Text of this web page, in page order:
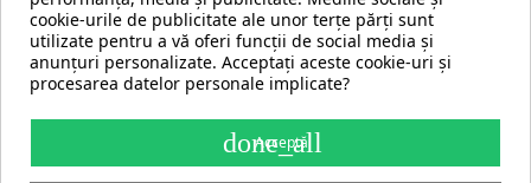
Termeni și condiții Harta site
cookie-urile de publicitate ale unor terțe părți sunt
utilizate pentru a vă oferi funcții de social media și
anunțuri personalizate. Acceptați aceste cookie-uri și
procesarea datelor personale implicate?
done_all
Acceptă